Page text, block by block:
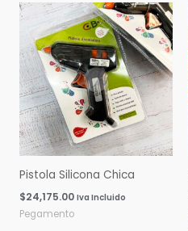
Pistola Silicona Chica
$24,175.00 Iva Incluido
Pegamento